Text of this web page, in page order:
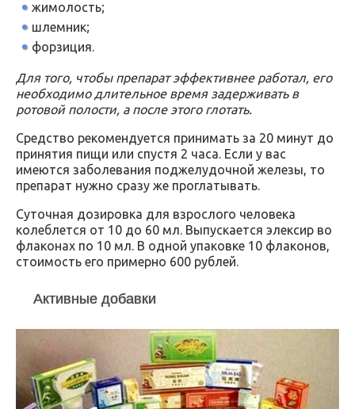
жимолость;
шлемник;
форзиция.
Для того, чтобы препарат эффективнее работал, его
необходимо длительное время задерживать в
ротовой полости, а после этого глотать.
Средство рекомендуется принимать за 20 минут до
принятия пищи или спустя 2 часа. Если у вас
имеются заболевания поджелудочной железы, то
препарат нужно сразу же проглатывать.
Суточная дозировка для взрослого человека
колеблется от 10 до 60 мл. Выпускается элексир во
флаконах по 10 мл. В одной упаковке 10 флаконов,
стоимость его примерно 600 рублей.
Активные добавки